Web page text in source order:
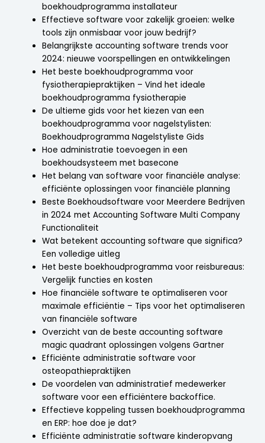
boekhoudprogramma installateur
Effectieve software voor zakelijk groeien: welke
tools zijn onmisbaar voor jouw bedrijf?
Belangrijkste accounting software trends voor
2024: nieuwe voorspellingen en ontwikkelingen
Het beste boekhoudprogramma voor
fysiotherapiepraktijken – Vind het ideale
boekhoudprogramma fysiotherapie
De ultieme gids voor het kiezen van een
boekhoudprogramma voor nagelstylisten:
Boekhoudprogramma Nagelstyliste Gids
Hoe administratie toevoegen in een
boekhoudsysteem met basecone
Het belang van software voor financiële analyse:
efficiënte oplossingen voor financiële planning
Beste Boekhoudsoftware voor Meerdere Bedrijven
in 2024 met Accounting Software Multi Company
Functionaliteit
Wat betekent accounting software que significa?
Een volledige uitleg
Het beste boekhoudprogramma voor reisbureaus:
Vergelijk functies en kosten
Hoe financiële software te optimaliseren voor
maximale efficiëntie – Tips voor het optimaliseren
van financiële software
Overzicht van de beste accounting software
magic quadrant oplossingen volgens Gartner
Efficiënte administratie software voor
osteopathiepraktijken
De voordelen van administratief medewerker
software voor een efficiëntere backoffice.
Effectieve koppeling tussen boekhoudprogramma
en ERP: hoe doe je dat?
Efficiënte administratie software kinderopvang